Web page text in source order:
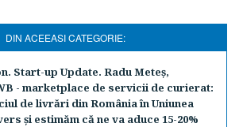
DIN ACEEASI CATEGORIE:
Start-up Update. Radu Meteş,
- marketplace de servicii de curierat:
de livrări din România în Uniunea
şi estimăm că ne va aduce 15-20%